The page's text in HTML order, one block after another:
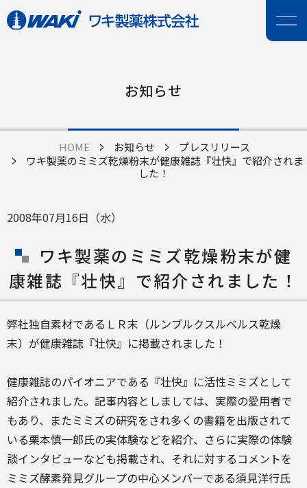
お知らせ
HOME お知らせ
プレスリリース
ワキ製薬のミミズ乾燥粉末が健康雑誌『壮快』で紹介されま
した！
2008年07月16日（水）
ワキ製薬のミミズ乾燥粉末が健
康雑誌『壮快』で紹介されました！
弊社独自素材であるＬＲ末（ルンブルクスルベルス乾燥
末）が健康雑誌『壮快』に掲載されました！
健康雑誌のパイオニアである『壮快』に活性ミミズとして
紹介されました。記事内容としましては、実際の愛用者で
もあり、またミミズの研究をされ多くの書籍を出版されて
いる栗本慎一郎氏の実体験などを紹介、さらに実際の体験
談インタビューなども掲載され、それに対するコメントを
ミミズ酵素発見グループの中心メンバーである須見洋行氏